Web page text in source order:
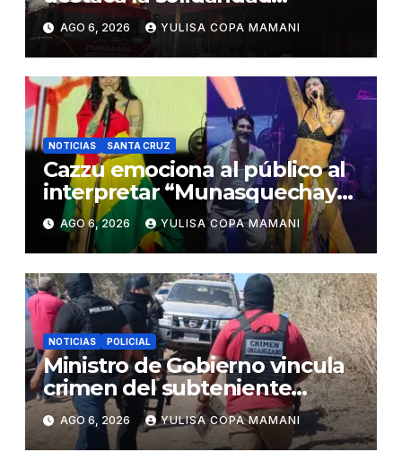
durante la emergencia en
Barrio Lindo
AGO 6, 2026 YULISA COPA MAMANI
NOTICIAS SANTA CRUZ
Cazzu emociona al público al
interpretar “Munasquechay”
en su concierto en Santa Cruz
AGO 6, 2026 YULISA COPA MAMANI
NOTICIAS POLICIAL
Ministro de Gobierno vincula
crimen del subteniente
Salazar con la red de
Sebastián Marset
AGO 6, 2026 YULISA COPA MAMANI